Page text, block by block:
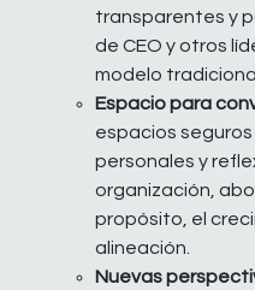
transparentes y
de CEO y otros
modelo
Espacio para
espacios
personales y
organización,
propósito, el
alineación.
Nuevas